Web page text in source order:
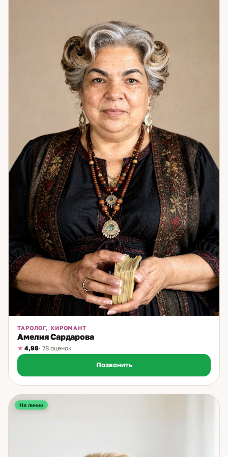
курса работы — обрела гармонию, изменилась внешне,
начала привлекать новые возможности. Стала уверенной
и успешной. Когда человек находит опору внутри себя —
весь мир откликается ему переменами.
ТАРОЛОГ, ХИРОМАНТ
Амелия Сардарова
4,98· 78 оценок
Позвонить
На линии